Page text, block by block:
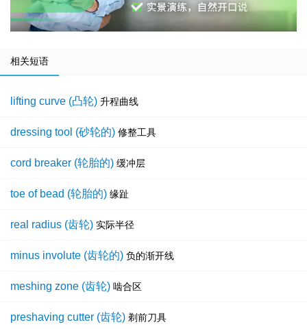
相关短语
lifting curve (凸轮) 升程曲线
dressing tool (砂轮的) 修整工具
cord breaker (轮胎的) 缓冲层
toe of bead (轮胎的) 缘趾
real radius (齿轮) 实际半径
minus involute (齿轮的) 负的渐开线
meshing zone (齿轮) 啮合区
preshaving cutter (齿轮) 剃前刀具